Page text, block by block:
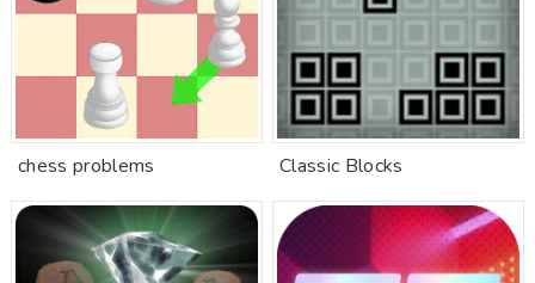
chess problems Classic Blocks